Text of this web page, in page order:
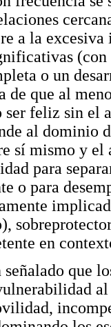
a la
o un
de que al
feliz sin el
al dominio
sí mismo y
para
o para
en
señalado que